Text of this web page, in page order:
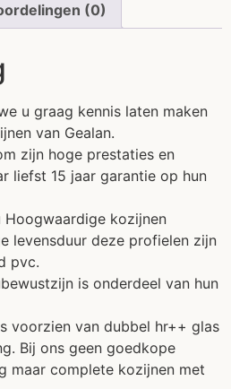
(0)
u graag kennis laten maken
van Gealan.
zijn hoge prestaties en
liefst 15 jaar garantie op hun
Hoogwaardige kozijnen
levensduur deze profielen zijn
pvc.
is onderdeel van hun
voorzien van dubbel hr++ glas
Bij ons geen goedkope
maar complete kozijnen met